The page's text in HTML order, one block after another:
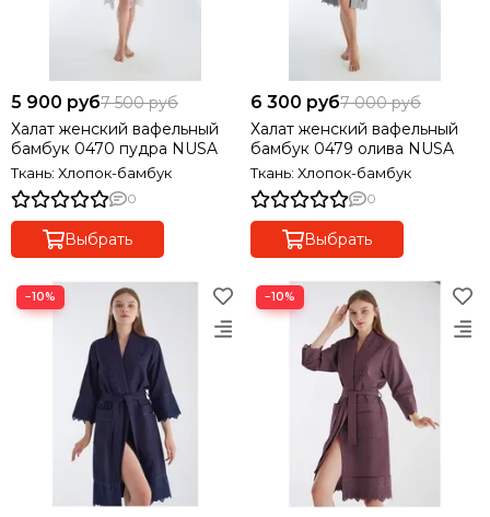
5 900 руб7 500 руб
Халат женский вафельный
бамбук 0470 пудра NUSA
Ткань: Хлопок-бамбук
0
Выбрать
6 300 руб7 000 руб
Халат женский вафельный
бамбук 0479 олива NUSA
Ткань: Хлопок-бамбук
0
Выбрать
−10% −10%